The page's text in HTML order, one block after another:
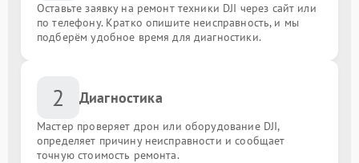
Оставьте заявку на ремонт техники DJI через сайт или
по телефону. Кратко опишите неисправность, и мы
подберём удобное время для диагностики.
2 Диагностика
Мастер проверяет дрон или оборудование DJI,
определяет причину неисправности и сообщает
точную стоимость ремонта.